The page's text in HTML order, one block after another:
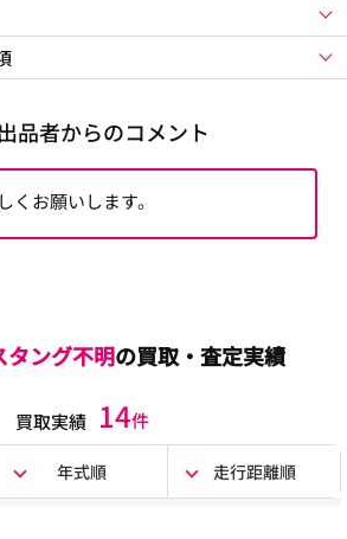
出品者からのコメント
くお願いします。
タング不明の買取・査定実績
買取実績 14件
年式順 走行距離順